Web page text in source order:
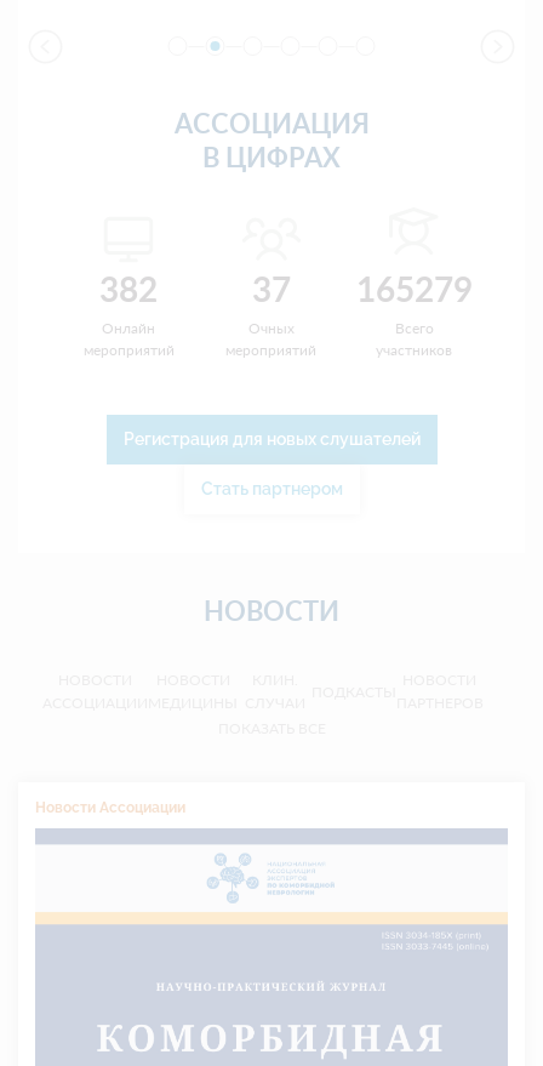
АССОЦИАЦИЯ
В ЦИФРАХ
382
Онлайн
мероприятий
37
Очных
мероприятий
165279
Всего
участников
Регистрация для новых слушателей
Стать партнером
НОВОСТИ
Новости Ассоциации